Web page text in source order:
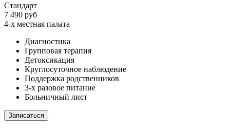
Стандарт
7 490 руб
4-х местная палата
Диагностика
Групповая терапия
Детоксикация
Круглосуточное наблюдение
Поддержка родственников
3-х разовое питание
Больничный лист
Записаться